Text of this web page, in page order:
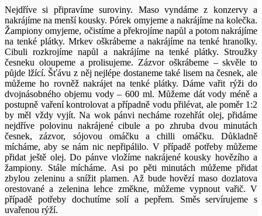
Nejdříve si připravíme suroviny. Maso vyndáme z konzervy a
nakrájíme na menší kousky. Pórek omyjeme a nakrájíme na kolečka.
Žampiony omyjeme, očistíme a překrojíme napůl a potom nakrájíme
na tenké plátky. Mrkev oškrábeme a nakrájíme na tenké hranolky.
Cibuli rozkrojíme napůl a nakrájíme na tenké plátky. Stroužky
česneku oloupeme a prolisujeme. Zázvor oškrábeme – skvěle to
půjde lžící. Šťávu z něj nejlépe dostaneme také lisem na česnek, ale
můžeme ho rovněž nakrájet na tenké plátky. Dáme vařit rýži do
dvojnásobného objemu vody – 600 ml. Můžeme dát vody méně a
postupně vaření kontrolovat a případně vodu přilévat, ale poměr 1:2
by měl vždy vyjít. Na wok pánvi necháme rozehřát olej, přidáme
nejdříve polovinu nakrájené cibule a po zhruba dvou minutách
česnek, zázvor, sójovou omáčku a chilli omáčku. Důkladně
mícháme, aby se nám nic nepřipálilo. V případě potřeby můžeme
přidat ještě olej. Do pánve vložíme nakrájené kousky hovězího a
žampiony. Stále mícháme. Asi po pěti minutách můžeme přidat
zbylou zeleninu a snížit plamen. Až bude hovězí maso dozlatova
orestované a zelenina lehce změkne, můžeme vypnout vařič. V
případě potřeby dochutíme solí a pepřem. Směs servírujeme s
uvařenou rýží.